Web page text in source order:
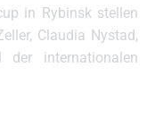
in Rybinsk stellen
Claudia Nystad,
internationalen